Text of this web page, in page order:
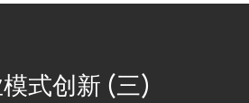
式创新 (三)